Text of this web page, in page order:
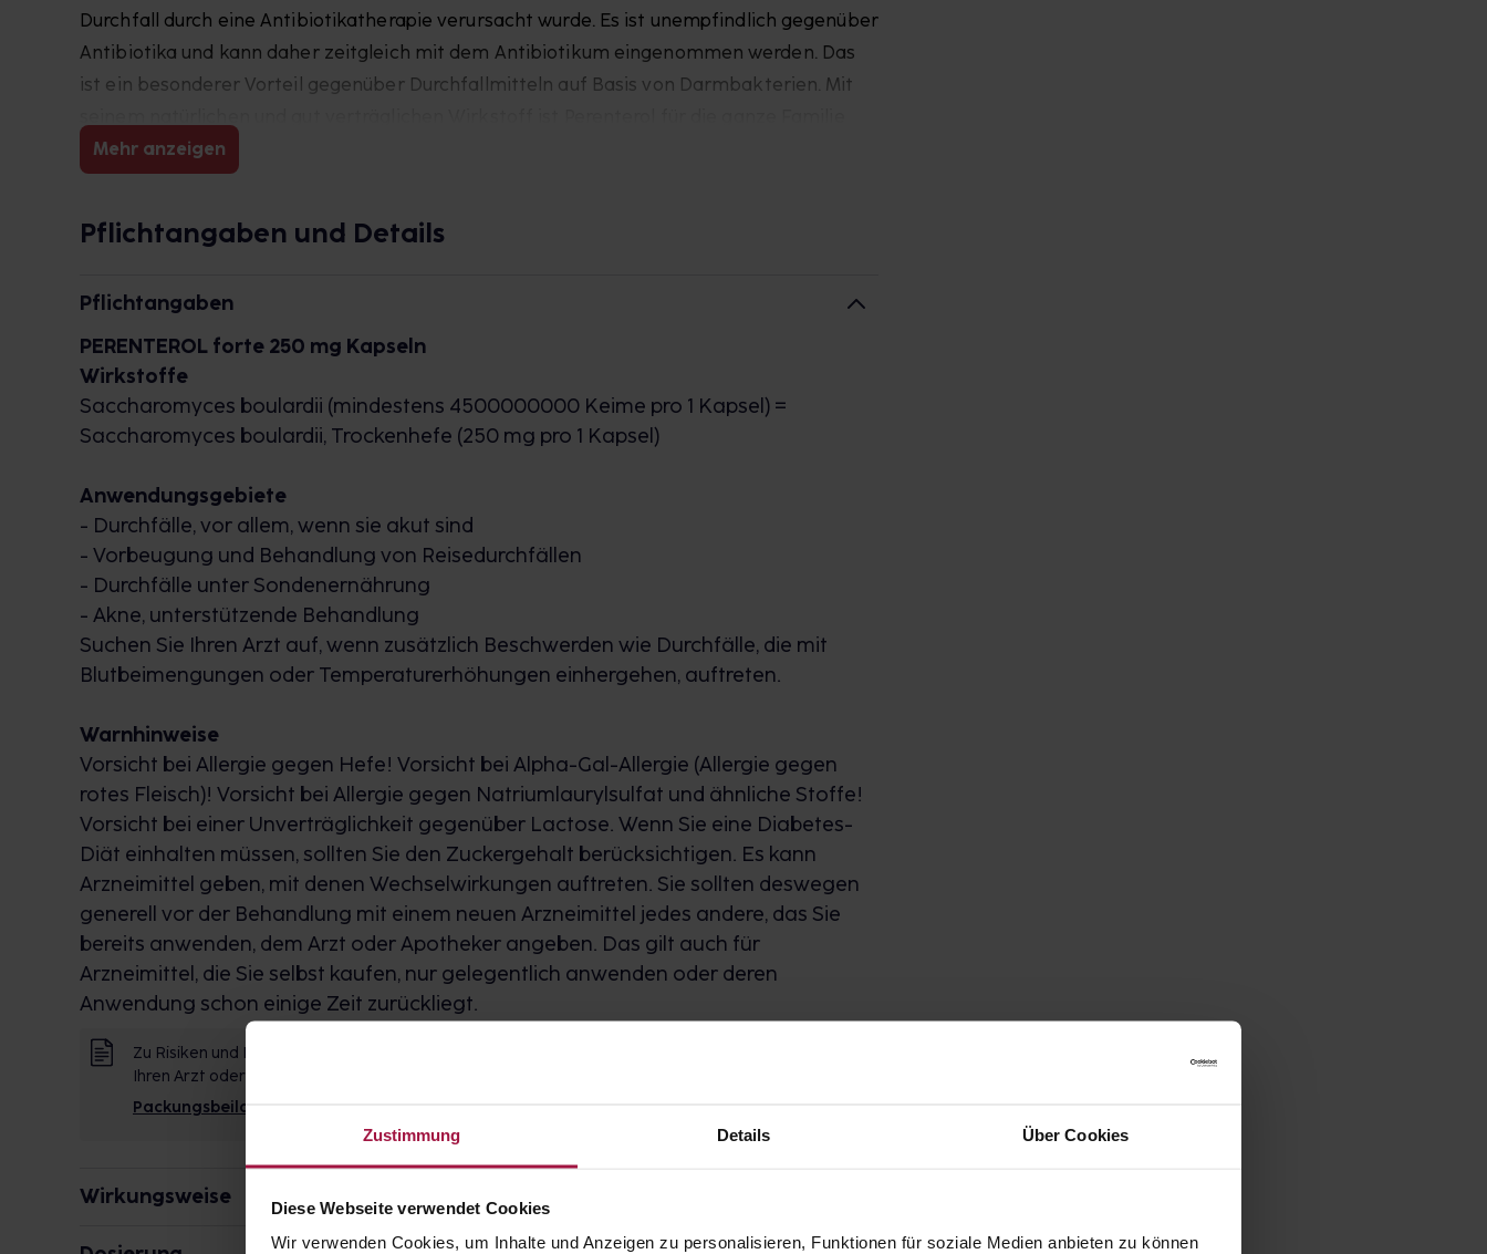
Zustimmung Details Über Cookies
Diese Webseite verwendet Cookies
Wir verwenden Cookies, um Inhalte und Anzeigen zu personalisieren, Funktionen für soziale Medien anbieten zu können
Durchfall durch eine Antibiotikatherapie verursacht wurde. Es ist unempfindlich gegenüber
Antibiotika und kann daher zeitgleich mit dem Antibiotikum eingenommen werden. Das
ist ein besonderer Vorteil gegenüber Durchfallmitteln auf Basis von Darmbakterien. Mit
geeignet. Es kann bereits bei Kindern ab 2 Jahren eingesetzt werden. Perenterol ist
glutenfrei.
Mehr anzeigen
Pflichtangaben und Details
Pflichtangaben
PERENTEROL forte 250 mg Kapseln
Wirkstoffe
Saccharomyces boulardii (mindestens 4500000000 Keime pro 1 Kapsel) =
Saccharomyces boulardii, Trockenhefe (250 mg pro 1 Kapsel)
Anwendungsgebiete
- Durchfälle, vor allem, wenn sie akut sind
- Vorbeugung und Behandlung von Reisedurchfällen
- Durchfälle unter Sondenernährung
- Akne, unterstützende Behandlung
Suchen Sie Ihren Arzt auf, wenn zusätzlich Beschwerden wie Durchfälle, die mit
Blutbeimengungen oder Temperaturerhöhungen einhergehen, auftreten.
Warnhinweise
Vorsicht bei Allergie gegen Hefe! Vorsicht bei Alpha-Gal-Allergie (Allergie gegen
rotes Fleisch)! Vorsicht bei Allergie gegen Natriumlaurylsulfat und ähnliche Stoffe!
Vorsicht bei einer Unverträglichkeit gegenüber Lactose. Wenn Sie eine Diabetes-
Diät einhalten müssen, sollten Sie den Zuckergehalt berücksichtigen. Es kann
Arzneimittel geben, mit denen Wechselwirkungen auftreten. Sie sollten deswegen
generell vor der Behandlung mit einem neuen Arzneimittel jedes andere, das Sie
bereits anwenden, dem Arzt oder Apotheker angeben. Das gilt auch für
Arzneimittel, die Sie selbst kaufen, nur gelegentlich anwenden oder deren
Anwendung schon einige Zeit zurückliegt.
Zu Risiken und Nebenwirkungen lesen Sie die Packungsbeilage und fragen Sie Ihre Ärztin,
Ihren Arzt oder in Ihrer Apotheke.
Packungsbeilage
Wirkungsweise
Wie wirkt der Inhaltsstoff des Arzneimittels?